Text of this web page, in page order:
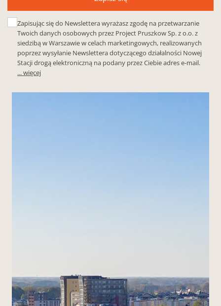
Zapisując się do Newslettera wyrażasz zgodę na przetwarzanie
Twoich danych osobowych przez Project Pruszkow Sp. z o.o. z
siedzibą w Warszawie w celach marketingowych, realizowanych
poprzez wysyłanie Newslettera dotyczącego działalności Nowej
Stacji drogą elektroniczną na podany przez Ciebie adres e-mail.
... więcej